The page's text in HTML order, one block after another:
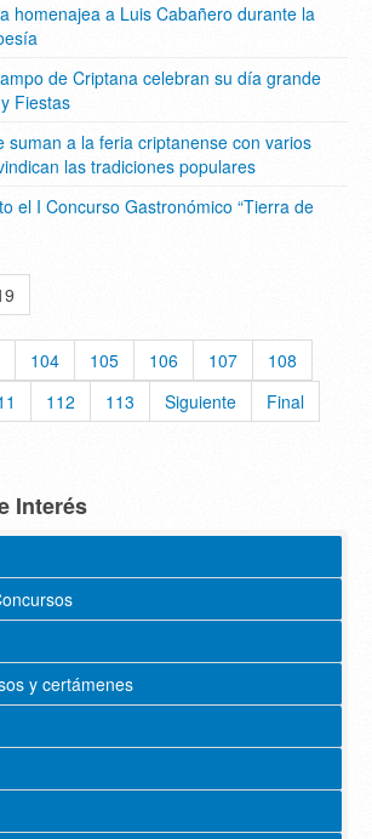
homenajea a Luis Cabañero durante la
de Criptana celebran su día grande
Fiestas
suman a la feria criptanense con varios
las tradiciones populares
el I Concurso Gastronómico “Tierra de
104 105 106 107
108
112 113 Siguiente Final
Interés
y certámenes